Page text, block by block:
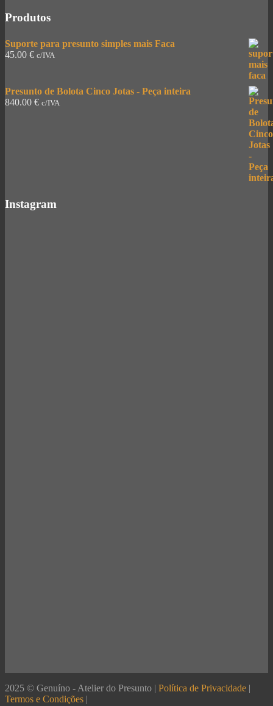
Produtos
Suporte para presunto simples mais Faca
45.00 € c/IVA
Presunto de Bolota Cinco Jotas - Peça inteira
840.00 € c/IVA
Instagram
2025 © Genuíno - Atelier do Presunto | Política de Privacidade |
Termos e Condições |